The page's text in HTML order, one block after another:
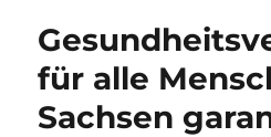
für alle
Sachsen